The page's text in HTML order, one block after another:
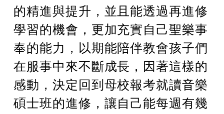
的精進與提升，並且能透過再進修
學習的機會，更加充實自己聖樂事
奉的能力，以期能陪伴教會孩子們
在服事中來不斷成長，因著這樣的
感動，決定回到母校報考就讀音樂
碩士班的進修，讓自己能每週有幾